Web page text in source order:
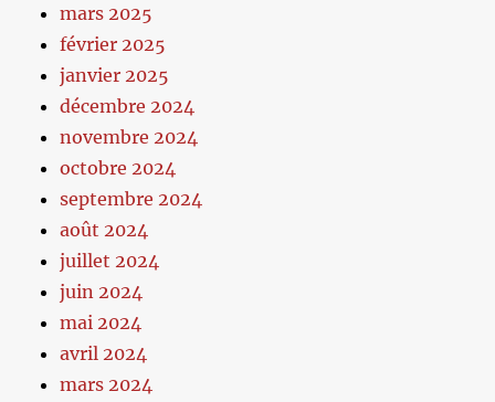
mars 2025
février 2025
janvier 2025
décembre 2024
novembre 2024
octobre 2024
septembre 2024
août 2024
juillet 2024
juin 2024
mai 2024
avril 2024
mars 2024